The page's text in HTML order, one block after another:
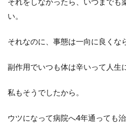
い。
それなのに、事態は一向に良くな
副作用でいつも体は辛いって人生
私もそうでしたから。
ウツになって病院へ4年通っても